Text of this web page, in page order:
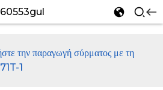
την παραγωγή σύρματος με τη
1